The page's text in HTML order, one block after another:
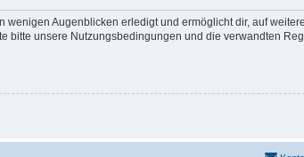
Augenblicken erledigt und ermöglicht dir, auf
unsere Nutzungsbedingungen und die verwandten